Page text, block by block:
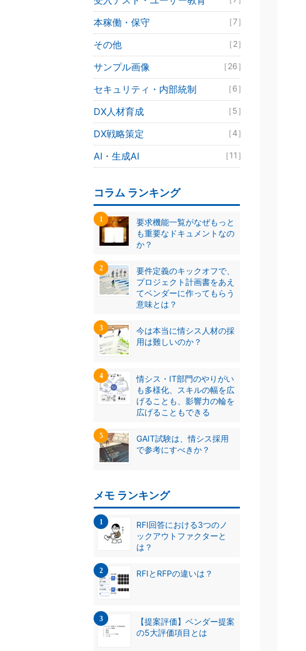
本稼働・保守 ［7］
その他 ［2］
サンプル画像 ［26］
セキュリティ・内部統制 ［6］
DX人材育成 ［5］
DX戦略策定 ［4］
AI・生成AI ［11］
コラム ランキング
要求機能一覧がなぜもっと
も重要なドキュメントなの
か？
要件定義のキックオフで、
プロジェクト計画書をあえ
てベンダーに作ってもらう
意味とは？
今は本当に情シス人材の採
用は難しいのか？
情シス・IT部門のやりがい
も多様化、スキルの幅を広
げることも、影響力の輪を
広げることもできる
GAIT試験は、情シス採用
で参考にすべきか？
メモ ランキング
RFI回答における3つのノ
ックアウトファクターと
は？
RFIとRFPの違いは？
【提案評価】ベンダー提案
の5大評価項目とは